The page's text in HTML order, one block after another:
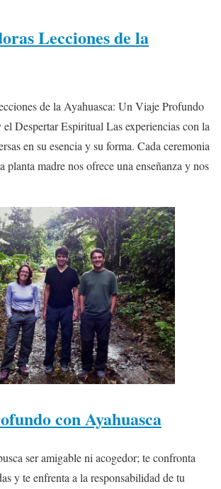
Lecciones de la
de la Ayahuasca: Un Viaje Profundo
Despertar Espiritual Las experiencias con la
en su esencia y su forma. Cada ceremonia
planta madre nos ofrece una enseñanza y nos
con Ayahuasca
ser amigable ni acogedor; te confronta
y te enfrenta a la responsabilidad de tu